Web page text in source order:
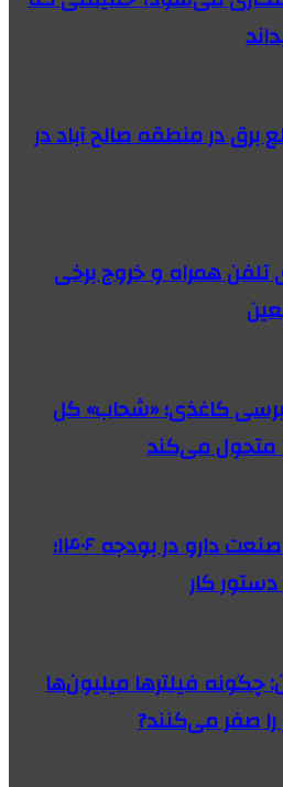
در منطقه صالح آباد در
همراه و خروج برخی
کاغذی؛ «شحاب» کل
متحول می‌کند
تسویه بدهی‌های صنعت دارو در بودجه ۱۴۰۶؛
کار
چگونه فیلترها میلیون‌ها
را صفر می‌کنند?